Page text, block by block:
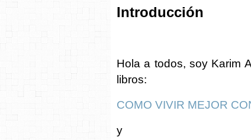
Introducción
Hola a todos, soy Karim
libros:
COMO VIVIR MEJOR
y